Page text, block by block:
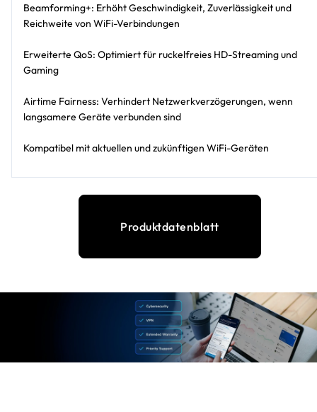
Beamforming+: Erhöht Geschwindigkeit, Zuverlässigkeit und
Reichweite von WiFi-Verbindungen
Erweiterte QoS: Optimiert für ruckelfreies HD-Streaming und
Gaming
Airtime Fairness: Verhindert Netzwerkverzögerungen, wenn
langsamere Geräte verbunden sind
Kompatibel mit aktuellen und zukünftigen WiFi-Geräten
Produktdatenblatt